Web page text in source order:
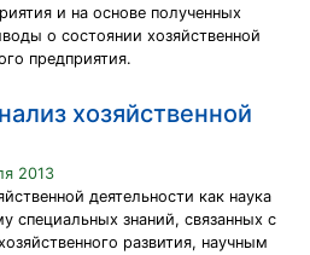
и на основе полученных
о состоянии хозяйственной
предприятия.
хозяйственной
2013
деятельности как наука
специальных знаний, связанных с
развития, научным